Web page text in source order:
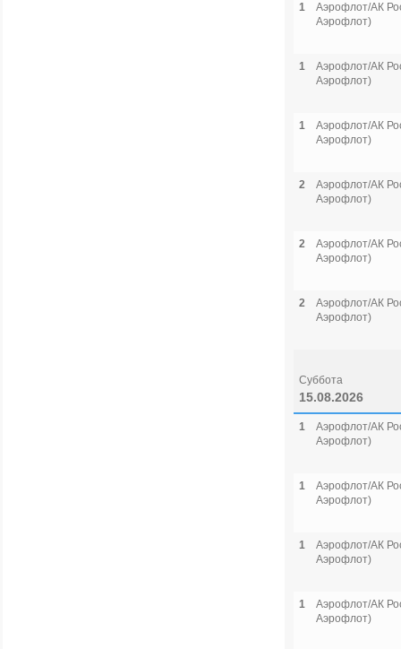
1
Аэрофлот/АК
Аэрофлот)
1
Аэрофлот/АК
Аэрофлот)
1
Аэрофлот/АК
Аэрофлот)
2
Аэрофлот/АК
Аэрофлот)
2
Аэрофлот/АК
Аэрофлот)
2
Аэрофлот/АК
Аэрофлот)
Суббота
15.08.2026
1
Аэрофлот/АК
Аэрофлот)
1
Аэрофлот/АК
Аэрофлот)
1
Аэрофлот/АК
Аэрофлот)
1
Аэрофлот/АК
Аэрофлот)